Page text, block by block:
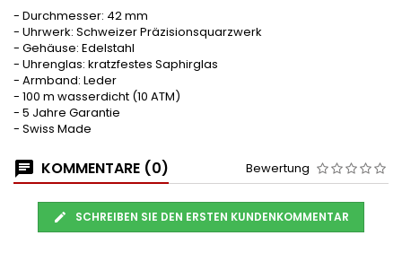
- Durchmesser: 42 mm
- Uhrwerk: Schweizer Präzisionsquarzwerk
- Gehäuse: Edelstahl
- Uhrenglas: kratzfestes Saphirglas
- Armband: Leder
- 100 m wasserdicht (10 ATM)
- 5 Jahre Garantie
- Swiss Made
KOMMENTARE (0) Bewertung
SCHREIBEN SIE DEN ERSTEN KUNDENKOMMENTAR